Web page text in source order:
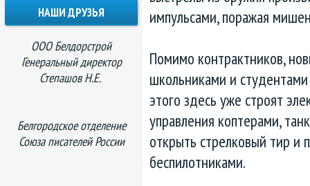
импульсами, поражая
Помимо контрактников,
школьниками и
этого здесь уже строят
управления коптерами,
открыть стрелковый тир
беспилотниками.
НАШИ ДРУЗЬЯ
ООО Белдорстрой
Генеральный директор
Степашов Н.Е.
Белгородское отделение
Союза писателей России